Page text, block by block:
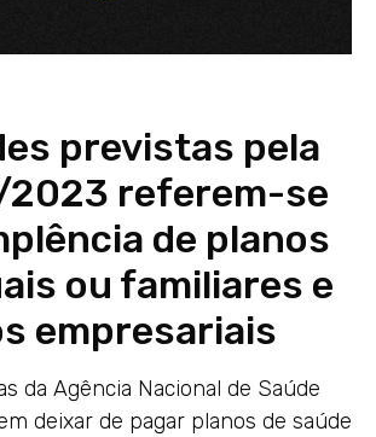
previstas pela
2023 referem-se
de planos
ou familiares e
empresariais
da Agência Nacional de Saúde
deixar de pagar planos de saúde